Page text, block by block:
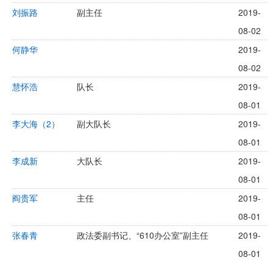
刘振路
副主任
2019-
08-02
何静华
2019-
08-02
慧怀浩
队长
2019-
08-01
李大海（2）
副大队长
2019-
08-01
李成新
大队长
2019-
08-01
阎贵军
主任
2019-
08-01
张春青
政法委副书记、“610办公室”副主任
2019-
08-01